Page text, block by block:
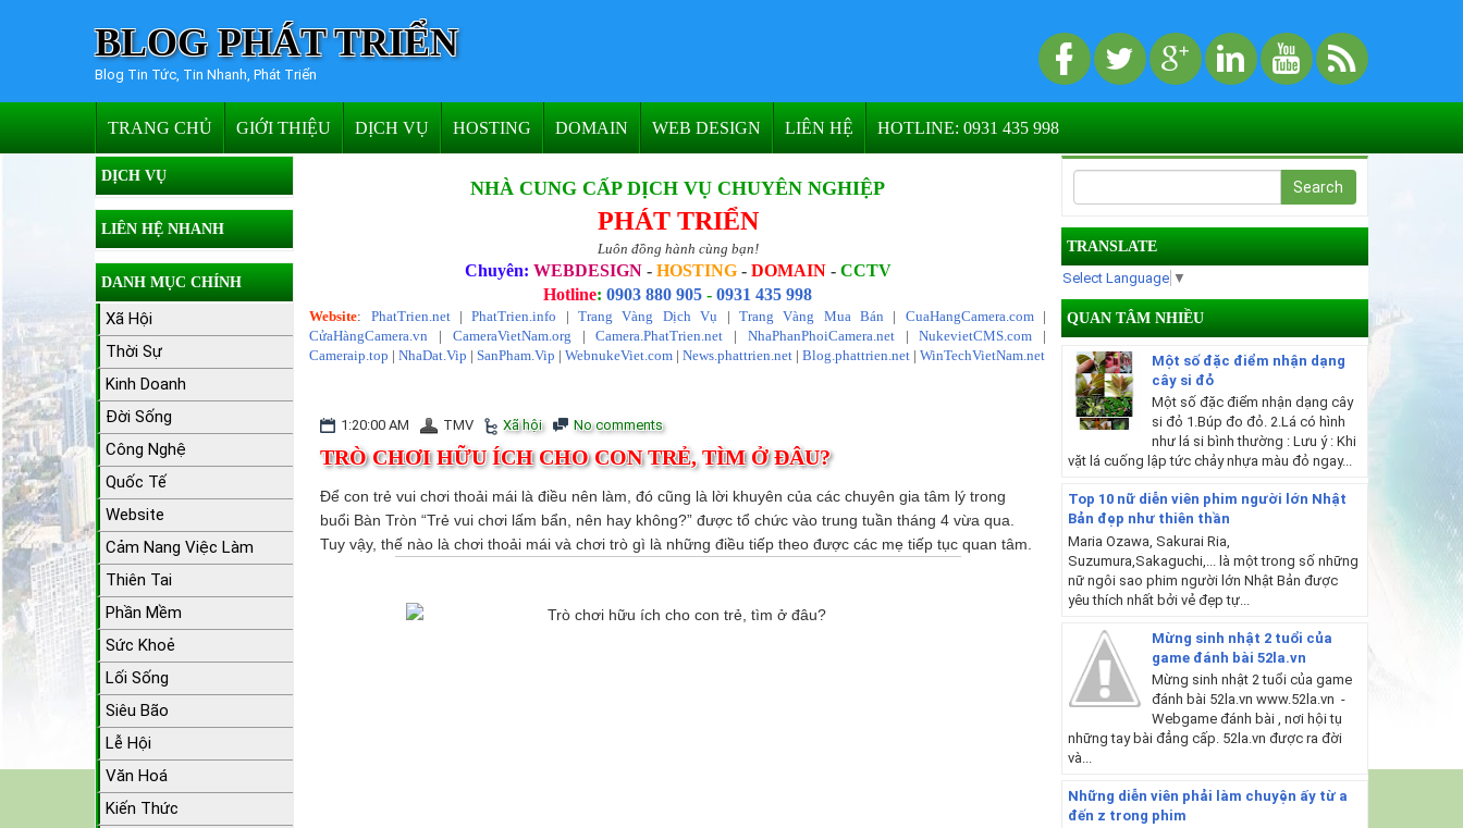
BLOG PHÁT TRIỂN
Blog Tin Tức, Tin Nhanh, Phát Triển
TRANG CHỦ GIỚI THIỆU DỊCH VỤ HOSTING DOMAIN WEB DESIGN LIÊN HỆ HOTLINE: 0931 435 998
NHÀ CUNG CẤP DỊCH VỤ CHUYÊN NGHIỆP
PHÁT TRIỂN
Luôn đồng hành cùng bạn!
Chuyên: WEBDESIGN - HOSTING - DOMAIN - CCTV
Hotline:0903 880 905 -0931 435 998
Website: PhatTrien.net|PhatTrien.info |Trang Vàng Dịch Vụ | Trang Vàng Mua Bán | CuaHangCamera.com|
CửaHàngCamera.vn | CameraVietNam.org |Camera.PhatTrien.net | NhaPhanPhoiCamera.net|NukevietCMS.com |
Cameraip.top |NhaDat.Vip |SanPham.Vip |WebnukeViet.com |News.phattrien.net |Blog.phattrien.net |WinTechVietNam.net
1:20:00 AM TMV Xã hội No comments
TRÒ CHƠI HỮU ÍCH CHO CON TRẺ, TÌM Ở ĐÂU?
Để con trẻ vui chơi thoải mái là điều nên làm, đó cũng là lời khuyên của các chuyên gia tâm lý trong
buổi Bàn Tròn “Trẻ vui chơi lấm bẩn, nên hay không?” được tổ chức vào trung tuần tháng 4 vừa qua.
Tuy vậy, thế nào là chơi thoải mái và chơi trò gì là những điều tiếp theo được các mẹ tiếp tục quan tâm.
DỊCH VỤ
LIÊN HỆ NHANH
DANH MỤC CHÍNH
Xã Hội
Thời Sự
Kinh Doanh
Đời Sống
Công Nghệ
Quốc Tế
Website
Cảm Nang Việc Làm
Thiên Tai
Phần Mềm
Sức Khoẻ
Lối Sống
Siêu Bão
Lễ Hội
Văn Hoá
Kiến Thức
TRANSLATE
Select Language ▼
QUAN TÂM NHIỀU
Một số đặc điểm nhận dạng
cây si đỏ
Một số đặc điểm nhận dạng cây
si đỏ 1.Búp đo đỏ. 2.Lá có hình
như lá si bình thường : Lưu ý : Khi
vặt lá cuống lập tức chảy nhựa màu đỏ ngay...
Top 10 nữ diễn viên phim người lớn Nhật
Bản đẹp như thiên thần
Maria Ozawa, Sakurai Ria,
Suzumura,Sakaguchi,... là một trong số những
nữ ngôi sao phim người lớn Nhật Bản được
yêu thích nhất bởi vẻ đẹp tự...
Mừng sinh nhật 2 tuổi của
game đánh bài 52la.vn
Mừng sinh nhật 2 tuổi của game
đánh bài 52la.vn www.52la.vn -
Webgame đánh bài , nơi hội tụ
những tay bài đẳng cấp. 52la.vn được ra đời
và...
Những diễn viên phải làm chuyện ấy từ a
đến z trong phim